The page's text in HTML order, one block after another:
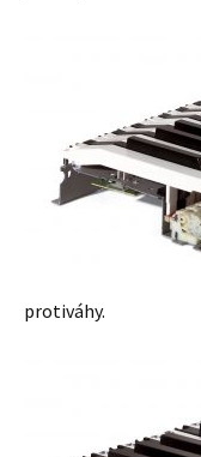
protiváhy.